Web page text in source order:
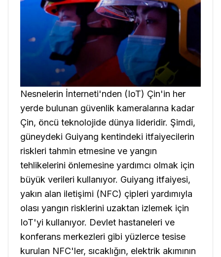
Nesnelerin İnterneti'nden (IoT) Çin'in her
yerde bulunan güvenlik kameralarına kadar
Çin, öncü teknolojide dünya lideridir. Şimdi,
güneydeki Guiyang kentindeki itfaiyecilerin
riskleri tahmin etmesine ve yangın
tehlikelerini önlemesine yardımcı olmak için
büyük verileri kullanıyor. Guiyang itfaiyesi,
yakın alan iletişimi (NFC) çipleri yardımıyla
olası yangın risklerini uzaktan izlemek için
IoT'yi kullanıyor. Devlet hastaneleri ve
konferans merkezleri gibi yüzlerce tesise
kurulan NFC'ler, sıcaklığın, elektrik akımının